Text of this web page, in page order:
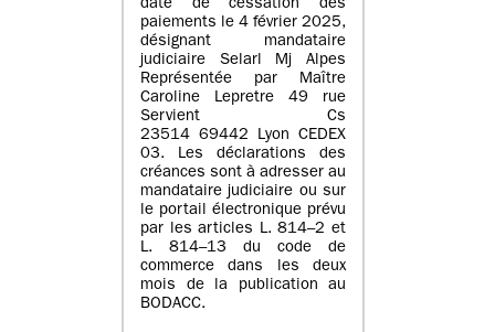
date de cessation des
paiements le 4 février 2025,
désignant mandataire
judiciaire Selarl Mj Alpes
Représentée par Maître
Caroline Lepretre 49 rue
Servient Cs
23514 69442 Lyon CEDEX
03. Les déclarations des
créances sont à adresser au
mandataire judiciaire ou sur
le portail électronique prévu
par les articles L. 814–2 et
L. 814–13 du code de
commerce dans les deux
mois de la publication au
BODACC.